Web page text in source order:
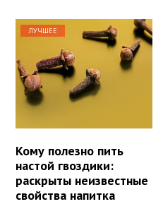
ЛУЧШЕЕ
Кому полезно пить
настой гвоздики:
раскрыты неизвестные
свойства напитка